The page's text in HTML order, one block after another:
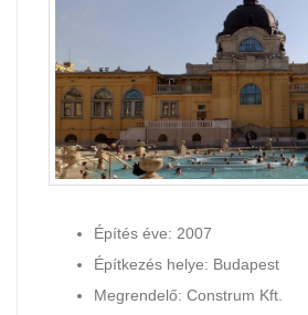
Építés éve: 2007
Építkezés helye: Budapest
Megrendelő: Construm Kft.